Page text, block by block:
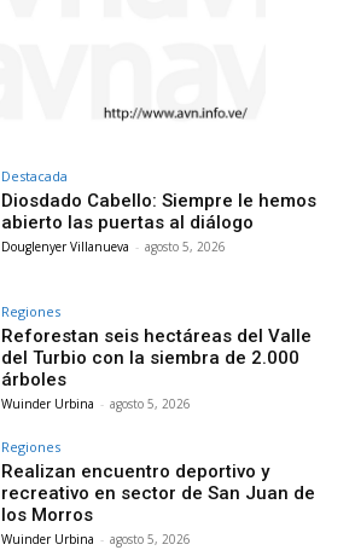
Destacada
Diosdado Cabello: Siempre le hemos
abierto las puertas al diálogo
Douglenyer Villanueva - agosto 5, 2026
Regiones
Reforestan seis hectáreas del Valle
del Turbio con la siembra de 2.000
árboles
Wuinder Urbina - agosto 5, 2026
Regiones
Realizan encuentro deportivo y
recreativo en sector de San Juan de
los Morros
Wuinder Urbina - agosto 5, 2026